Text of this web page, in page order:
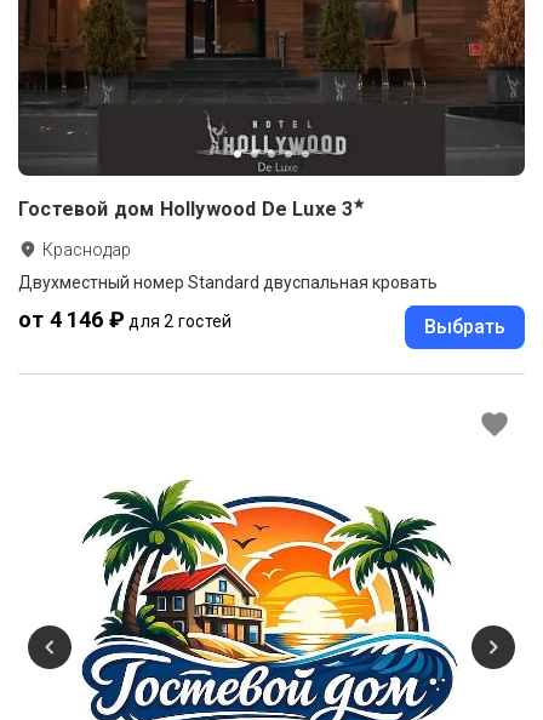
Гостевой дом Hollywood De Luxe 3★
Краснодар
Двухместный номер Standard двуспальная кровать
от 4 146 ₽ для 2 гостей Выбрать